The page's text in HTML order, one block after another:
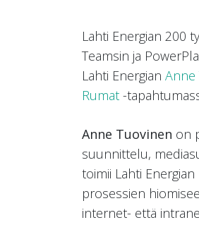
Lahti Energian 200
Teamsin ja
Lahti Energian Anne
Rumat-
Anne Tuovinen on
suunnittelu,
toimii Lahti
prosessien
internet- että